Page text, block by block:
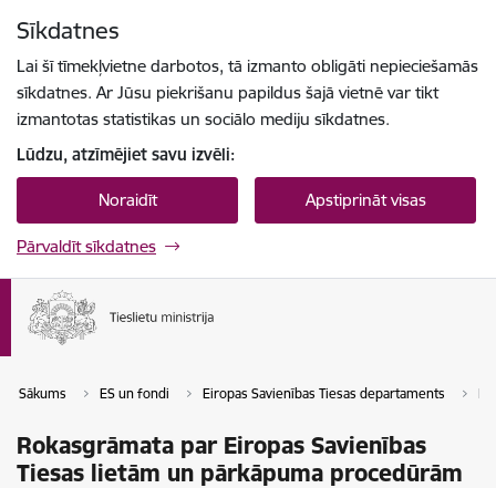
Sīkdatnes
Lai šī tīmekļvietne darbotos, tā izmanto obligāti nepieciešamās
sīkdatnes. Ar Jūsu piekrišanu papildus šajā vietnē var tikt
izmantotas statistikas un sociālo mediju sīkdatnes.
Lūdzu, atzīmējiet savu izvēli:
Noraidīt Apstiprināt visas
Pārvaldīt sīkdatnes
Sākums ES un fondi Eiropas Savienības Tiesas departaments
Rokasgrāmata par Eiropas Savienības
Tiesas lietām un pārkāpuma procedūrām